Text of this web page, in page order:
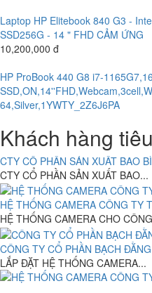
Laptop HP Elitebook 840 G3 -
SSD256G - 14 " FHD CẢM ỨNG
10,200,000 đ
HP ProBook 440 G8 i7-
64,Silver,1YWTY_2Z6J6PA
HP Elite Dragonfly G2 Core i7-
52,100,000 đ
Máy Bộ HP Prodesk 6000 G1-
120G
4,700,000 đ
Máy Bộ HP Prodesk 6000 G1-
120G
4,000,000 đ
Khách hàng
CÔNG TY TNHH MỘT THÀNH
Trung - Nam)
CÔNG TY CỔ PHẦN VIỆT TINH...
ABC BAKERY DOANH NGHIỆP
CTY CỔ PHẦN SẢN XUẤT BAO
CTY CỔ PHẦN SẢN XUẤT BAO...
HỆ THỐNG CAMERA CÔNG TY
HỆ THỐNG CAMERA CHO
CÔNG TY CỔ PHẦN BẠCH ĐẰNG
LẮP ĐẶT HỆ THỐNG CAMERA...